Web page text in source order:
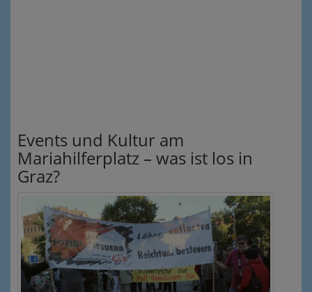
Events und Kultur am
Mariahilferplatz – was ist los in
Graz?